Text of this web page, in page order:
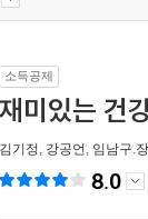
소득공제
재미있는 건
김기정, 강공언 , 임남구.
8.0